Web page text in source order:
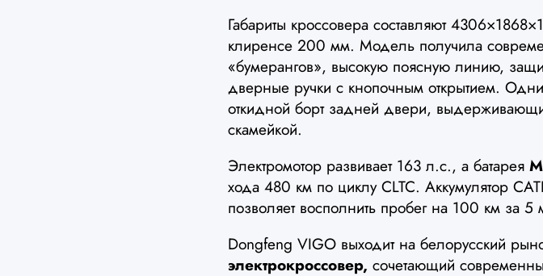
Габариты кроссовера составляют
клиренсе 200 мм. Модель получила
«бумерангов», высокую поясную линию,
дверные ручки с кнопочным открытием.
откидной борт задней двери,
скамейкой.
Электромотор развивает 163 л.с., а батарея
хода 480 км по циклу CLTC. Аккумулятор
позволяет восполнить пробег на 100 км за
Dongfeng VIGO выходит на белорусский
электрокроссовер, сочетающий